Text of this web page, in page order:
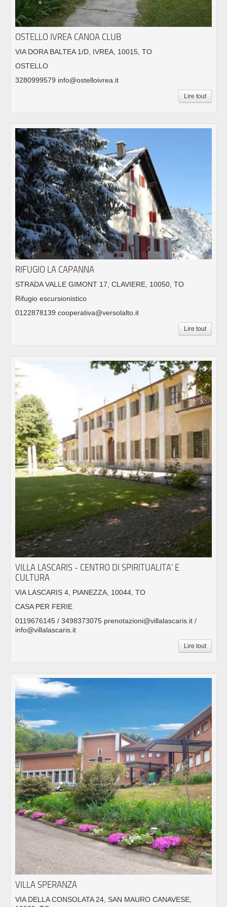
OSTELLO IVREA CANOA CLUB
VIA DORA BALTEA 1/D, IVREA, 10015, TO
OSTELLO
3280999579 info@ostelloivrea.it
Lire tout
RIFUGIO LA CAPANNA
STRADA VALLE GIMONT 17, CLAVIERE, 10050, TO
Rifugio escursionistico
0122878139 cooperativa@versolalto.it
Lire tout
VILLA LASCARIS - CENTRO DI SPIRITUALITA' E
CULTURA
VIA LASCARIS 4, PIANEZZA, 10044, TO
CASA PER FERIE
0119676145 / 3498373075 prenotazioni@villalascaris.it /
info@villalascaris.it
Lire tout
VILLA SPERANZA
VIA DELLA CONSOLATA 24, SAN MAURO CANAVESE,